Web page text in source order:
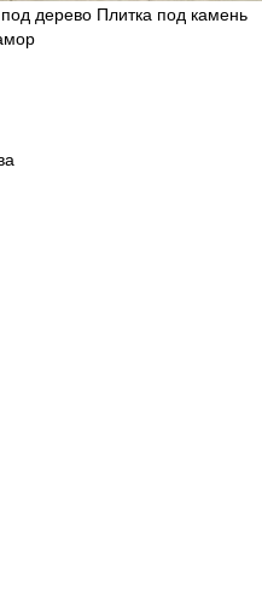
дерево Плитка под камень